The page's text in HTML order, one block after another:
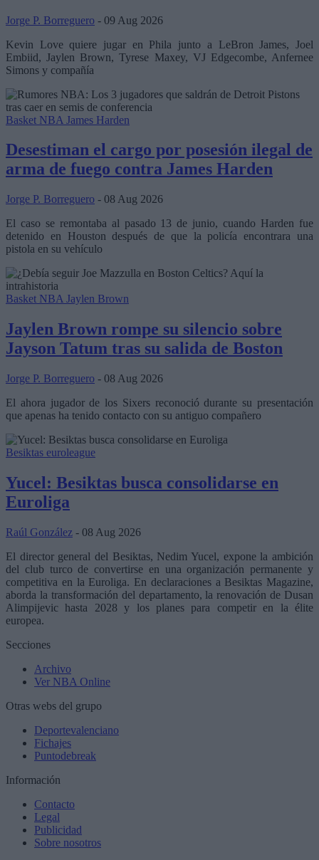
Jorge P. Borreguero - 09 Aug 2026
Kevin Love quiere jugar en Phila junto a LeBron James, Joel
Embiid, Jaylen Brown, Tyrese Maxey, VJ Edgecombe, Anfernee
Simons y compañía
Basket NBA James Harden
Desestiman el cargo por posesión ilegal de
arma de fuego contra James Harden
Jorge P. Borreguero - 08 Aug 2026
El caso se remontaba al pasado 13 de junio, cuando Harden fue
detenido en Houston después de que la policía encontrara una
pistola en su vehículo
Basket NBA Jaylen Brown
Jaylen Brown rompe su silencio sobre
Jayson Tatum tras su salida de Boston
Jorge P. Borreguero - 08 Aug 2026
El ahora jugador de los Sixers reconoció durante su presentación
que apenas ha tenido contacto con su antiguo compañero
Besiktas euroleague
Yucel: Besiktas busca consolidarse en
Euroliga
Raúl González - 08 Aug 2026
El director general del Besiktas, Nedim Yucel, expone la ambición
del club turco de convertirse en una organización permanente y
competitiva en la Euroliga. En declaraciones a Besiktas Magazine,
aborda la transformación del departamento, la renovación de Dusan
Alimpijevic hasta 2028 y los planes para competir en la élite
europea.
Secciones
Archivo
Ver NBA Online
Otras webs del grupo
Deportevalenciano
Fichajes
Puntodebreak
Información
Contacto
Legal
Publicidad
Sobre nosotros